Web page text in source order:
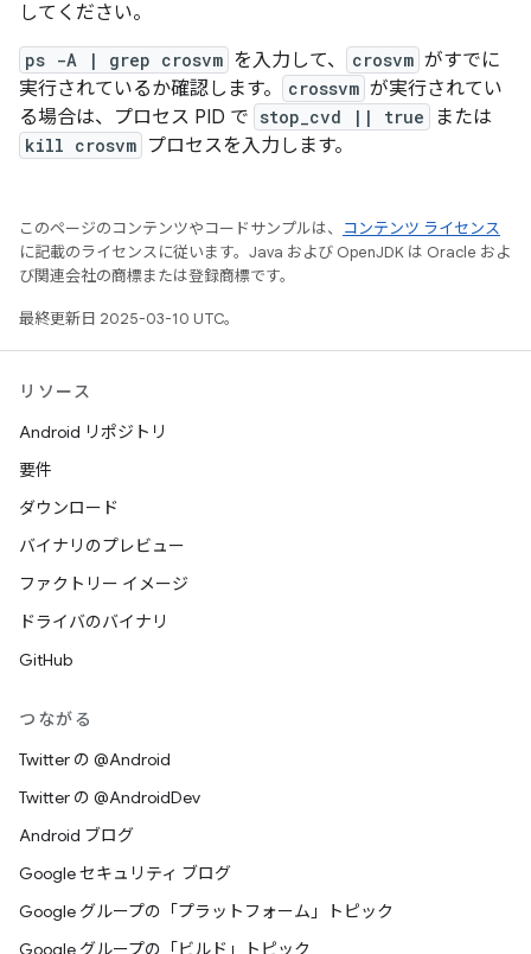
してください。
ps -A | grep crosvm を入力して、 crosvm がすでに
実行されているか確認します。
crossvm が実行されてい
る場合は、プロセス PID で stop_cvd || true または
kill crosvm プロセスを入力します。
このページのコンテンツやコードサンプルは、
コンテンツ ライセンス
に記載のライセンスに従います。Java および OpenJDK は Oracle およ
び関連会社の商標または登録商標です。
最終更新日 2025-03-10 UTC。
リソース
Android リポジトリ
要件
ダウンロード
バイナリのプレビュー
ファクトリー イメージ
ドライバのバイナリ
GitHub
つながる
Twitter の @Android
Twitter の @AndroidDev
Android ブログ
Google セキュリティ ブログ
Google グループの「プラットフォーム」トピック
Google グループの「ビルド」トピック